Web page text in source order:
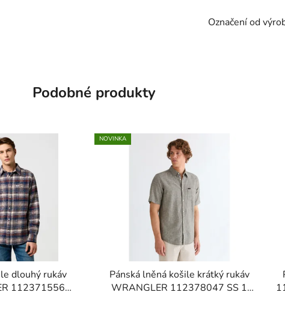
Označení od
Podobné produkty
dlouhý rukáv
112371556
NOVINKA
Pánská lněná košile krátký rukáv
WRANGLER 112378047 SS 1